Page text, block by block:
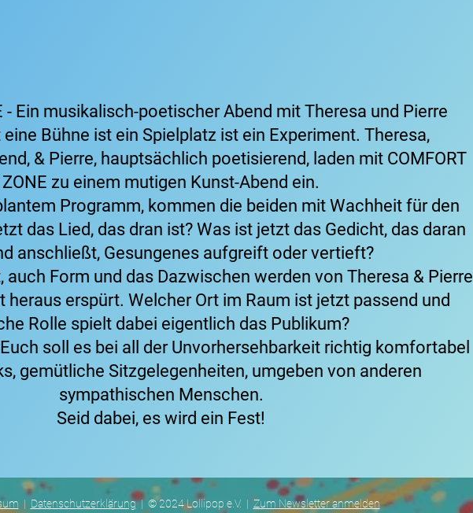
- Ein musikalisch-poetischer Abend mit Theresa und Pierre
eine Bühne ist ein Spielplatz ist ein Experiment. Theresa,
& Pierre, hauptsächlich poetisierend, laden mit COMFORT
ZONE zu einem mutigen Kunst-Abend ein.
Programm, kommen die beiden mit Wachheit für den
das Lied, das dran ist? Was ist jetzt das Gedicht, das daran
anschließt, Gesungenes aufgreift oder vertieft?
auch Form und das Dazwischen werden von Theresa & Pierre
heraus erspürt. Welcher Ort im Raum ist jetzt passend und
Rolle spielt dabei eigentlich das Publikum?
soll es bei all der Unvorhersehbarkeit richtig komfortabel
gemütliche Sitzgelegenheiten, umgeben von anderen
sympathischen Menschen.
Seid dabei, es wird ein Fest!
| Datenschutzerklärung| © 2024 Lollipop e.V. | Zum Newsletter anmelden